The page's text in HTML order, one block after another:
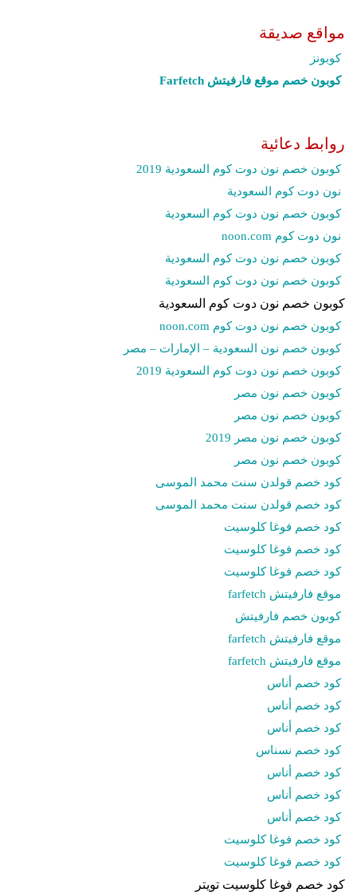
مواقع صديقة
كوبونز
كوبون خصم موقع فارفيتش Farfetch‎
روابط دعائية
كوبون خصم نون دوت كوم السعودية 2019
نون دوت كوم السعودية
كوبون خصم نون دوت كوم السعودية
نون دوت كوم noon.com
كوبون خصم نون دوت كوم السعودية
كوبون خصم نون دوت كوم السعودية
كوبون خصم نون دوت كوم السعودية
كوبون خصم نون دوت كوم noon.com
كوبون خصم نون السعودية – الإمارات – مصر
كوبون خصم نون دوت كوم السعودية 2019
كوبون خصم نون مصر
كوبون خصم نون مصر
كوبون خصم نون مصر 2019
كوبون خصم نون مصر
كود خصم قولدن سنت محمد الموسى
كود خصم قولدن سنت محمد الموسى
كود خصم فوغا كلوسيت
كود خصم فوغا كلوسيت
كود خصم فوغا كلوسيت
موقع فارفيتش farfetch
كوبون خصم فارفيتش
موقع فارفيتش farfetch
موقع فارفيتش farfetch
كود خصم أناس
كود خصم أناس
كود خصم أناس
كود خصم نسناس
كود خصم أناس
كود خصم أناس
كود خصم أناس
كود خصم فوغا كلوسيت
كود خصم فوغا كلوسيت
كود خصم فوغا كلوسيت تويتر